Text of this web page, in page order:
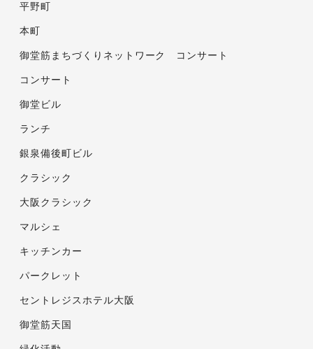
平野町
本町
御堂筋まちづくりネットワーク コンサート
コンサート
御堂ビル
ランチ
銀泉備後町ビル
クラシック
大阪クラシック
マルシェ
キッチンカー
パークレット
セントレジスホテル大阪
御堂筋天国